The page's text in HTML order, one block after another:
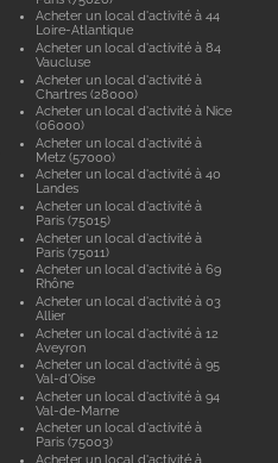
Acheter un local d'activité à 44
Loire-Atlantique
Acheter un local d'activité à 84
Vaucluse
Acheter un local d'activité à
Chartres (28000)
Acheter un local d'activité à Nice
(06000)
Acheter un local d'activité à
Metz (57000)
Acheter un local d'activité à 40
Landes
Acheter un local d'activité à
Paris (75015)
Acheter un local d'activité à
Paris (75011)
Acheter un local d'activité à 69
Rhône
Acheter un local d'activité à 03
Allier
Acheter un local d'activité à 12
Aveyron
Acheter un local d'activité à 95
Val-d'Oise
Acheter un local d'activité à 94
Val-de-Marne
Acheter un local d'activité à
Paris (75003)
Acheter un local d'activité à